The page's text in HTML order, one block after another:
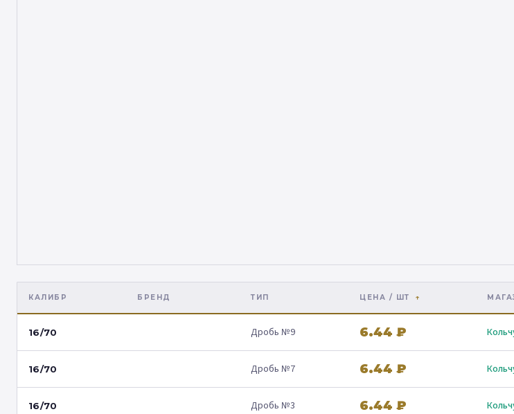
КАЛИБР БРЕНД ТИП ЦЕНА / ШТ
16/70 Дробь №9 6.44 ₽
16/70 Дробь №7 6.44 ₽
16/70 Дробь №3 6.44 ₽